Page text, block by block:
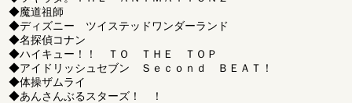
◆魔道祖師
◆ディズニー ツイステッドワンダーランド
◆名探偵コナン
◆ハイキュー！！ ＴＯ ＴＨＥ ＴＯＰ
◆アイドリッシュセブン Ｓｅｃｏｎｄ ＢＥＡＴ！
◆体操ザムライ
◆あんさんぶるスターズ！ ！